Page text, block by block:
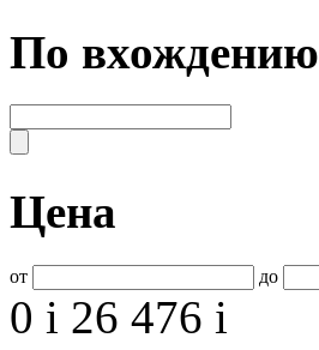
По вхождению
Цена
от до
0 i 26 476 i